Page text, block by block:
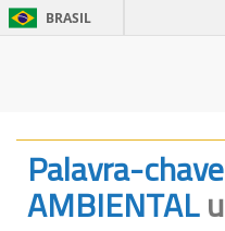
BRASIL
Palavra-
AMBIENTAL